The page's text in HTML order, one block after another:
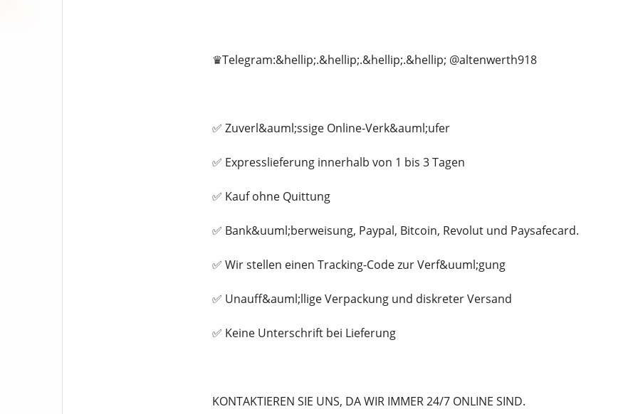
♛Telegram:&hellip;.&hellip;.&hellip;.&hellip; @altenwerth918
✅ Zuverl&auml;ssige Online-Verk&auml;ufer
✅ Expresslieferung innerhalb von 1 bis 3 Tagen
✅ Kauf ohne Quittung
✅ Bank&uuml;berweisung, Paypal, Bitcoin, Revolut und Paysafecard.
✅ Wir stellen einen Tracking-Code zur Verf&uuml;gung
✅ Unauff&auml;llige Verpackung und diskreter Versand
✅ Keine Unterschrift bei Lieferung
KONTAKTIEREN SIE UNS, DA WIR IMMER 24/7 ONLINE SIND.